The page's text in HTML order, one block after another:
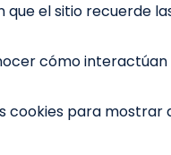
que el sitio recuerde
cómo
cookies para